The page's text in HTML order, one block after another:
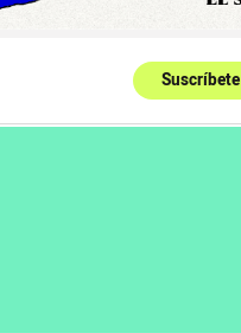
Suscríbete